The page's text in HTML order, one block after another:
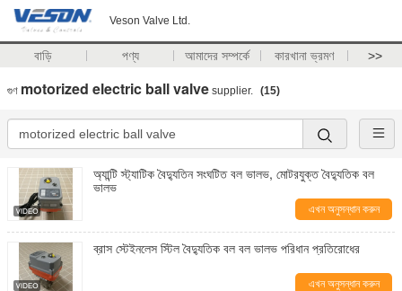
Veson Valve Ltd.
বাড়ি পণ্য আমাদের সম্পর্কে কারখানা ভ্রমণ >>
গুণ motorized electric ball valve supplier. (15)
অ্যান্টি স্ট্যাটিক বৈদ্যুতিন সংঘটিত বল ভালভ, মোটরযুক্ত বৈদ্যুতিক বল
ভালভ
এখন অনুসন্ধান করুন
ব্রাস স্টেইনলেস স্টিল বৈদ্যুতিক বল বল ভালভ পরিধান প্রতিরোধের
এখন অনুসন্ধান করুন